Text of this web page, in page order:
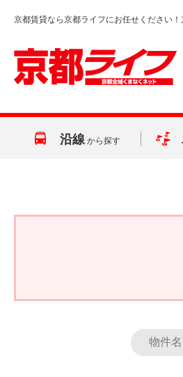
京都賃貸なら京都ライフにお任せください
沿線 から探す